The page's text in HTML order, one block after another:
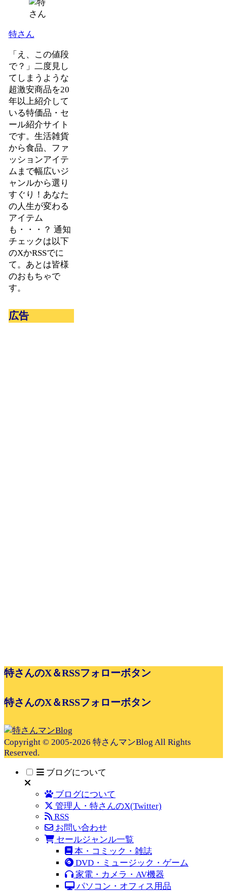
特さん
「え、この値段
で？」二度見し
てしまうような
超激安商品を20
年以上紹介して
いる特価品・セ
ール紹介サイト
です。生活雑貨
から食品、ファ
ッションアイテ
ムまで幅広いジ
ャンルから選り
すぐり！あなた
の人生が変わる
アイテム
も・・・？ 通知
チェックは以下
のXかRSSでに
て。あとは皆様
のおもちゃで
す。
広告
特さんのX＆RSSフォローボタン
特さんのX＆RSSフォローボタン
Copyright © 2005-2026 特さんマンBlog All Rights
Reserved.
ブログについて
ブログについて
管理人・特さんのX(Twitter)
RSS
お問い合わせ
セールジャンル一覧
本・コミック・雑誌
DVD・ミュージック・ゲーム
家電・カメラ・AV機器
パソコン・オフィス用品